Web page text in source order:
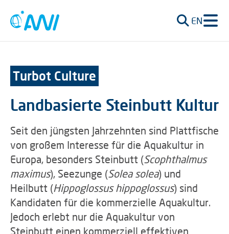
EN
Turbot Culture
Landbasierte Steinbutt Kultur
Seit den jüngsten Jahrzehnten sind Plattfische
von großem Interesse für die Aquakultur in
Europa, besonders Steinbutt (Scophthalmus
maximus), Seezunge (Solea solea) und
Heilbutt (Hippoglossus hippoglossus) sind
Kandidaten für die kommerzielle Aquakultur.
Jedoch erlebt nur die Aquakultur von
Steinbutt einen kommerziell effektiven